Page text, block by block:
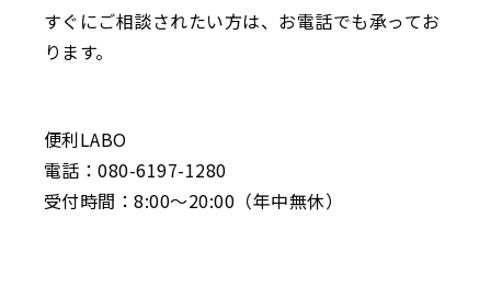
すぐにご相談されたい方は、お電話でも承ってお
ります。
便利LABO
電話：080-6197-1280
受付時間：8:00〜20:00（年中無休）